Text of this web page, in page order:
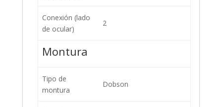
Conexión (lado
de ocular)
2
Montura
Tipo de
montura
Dobson